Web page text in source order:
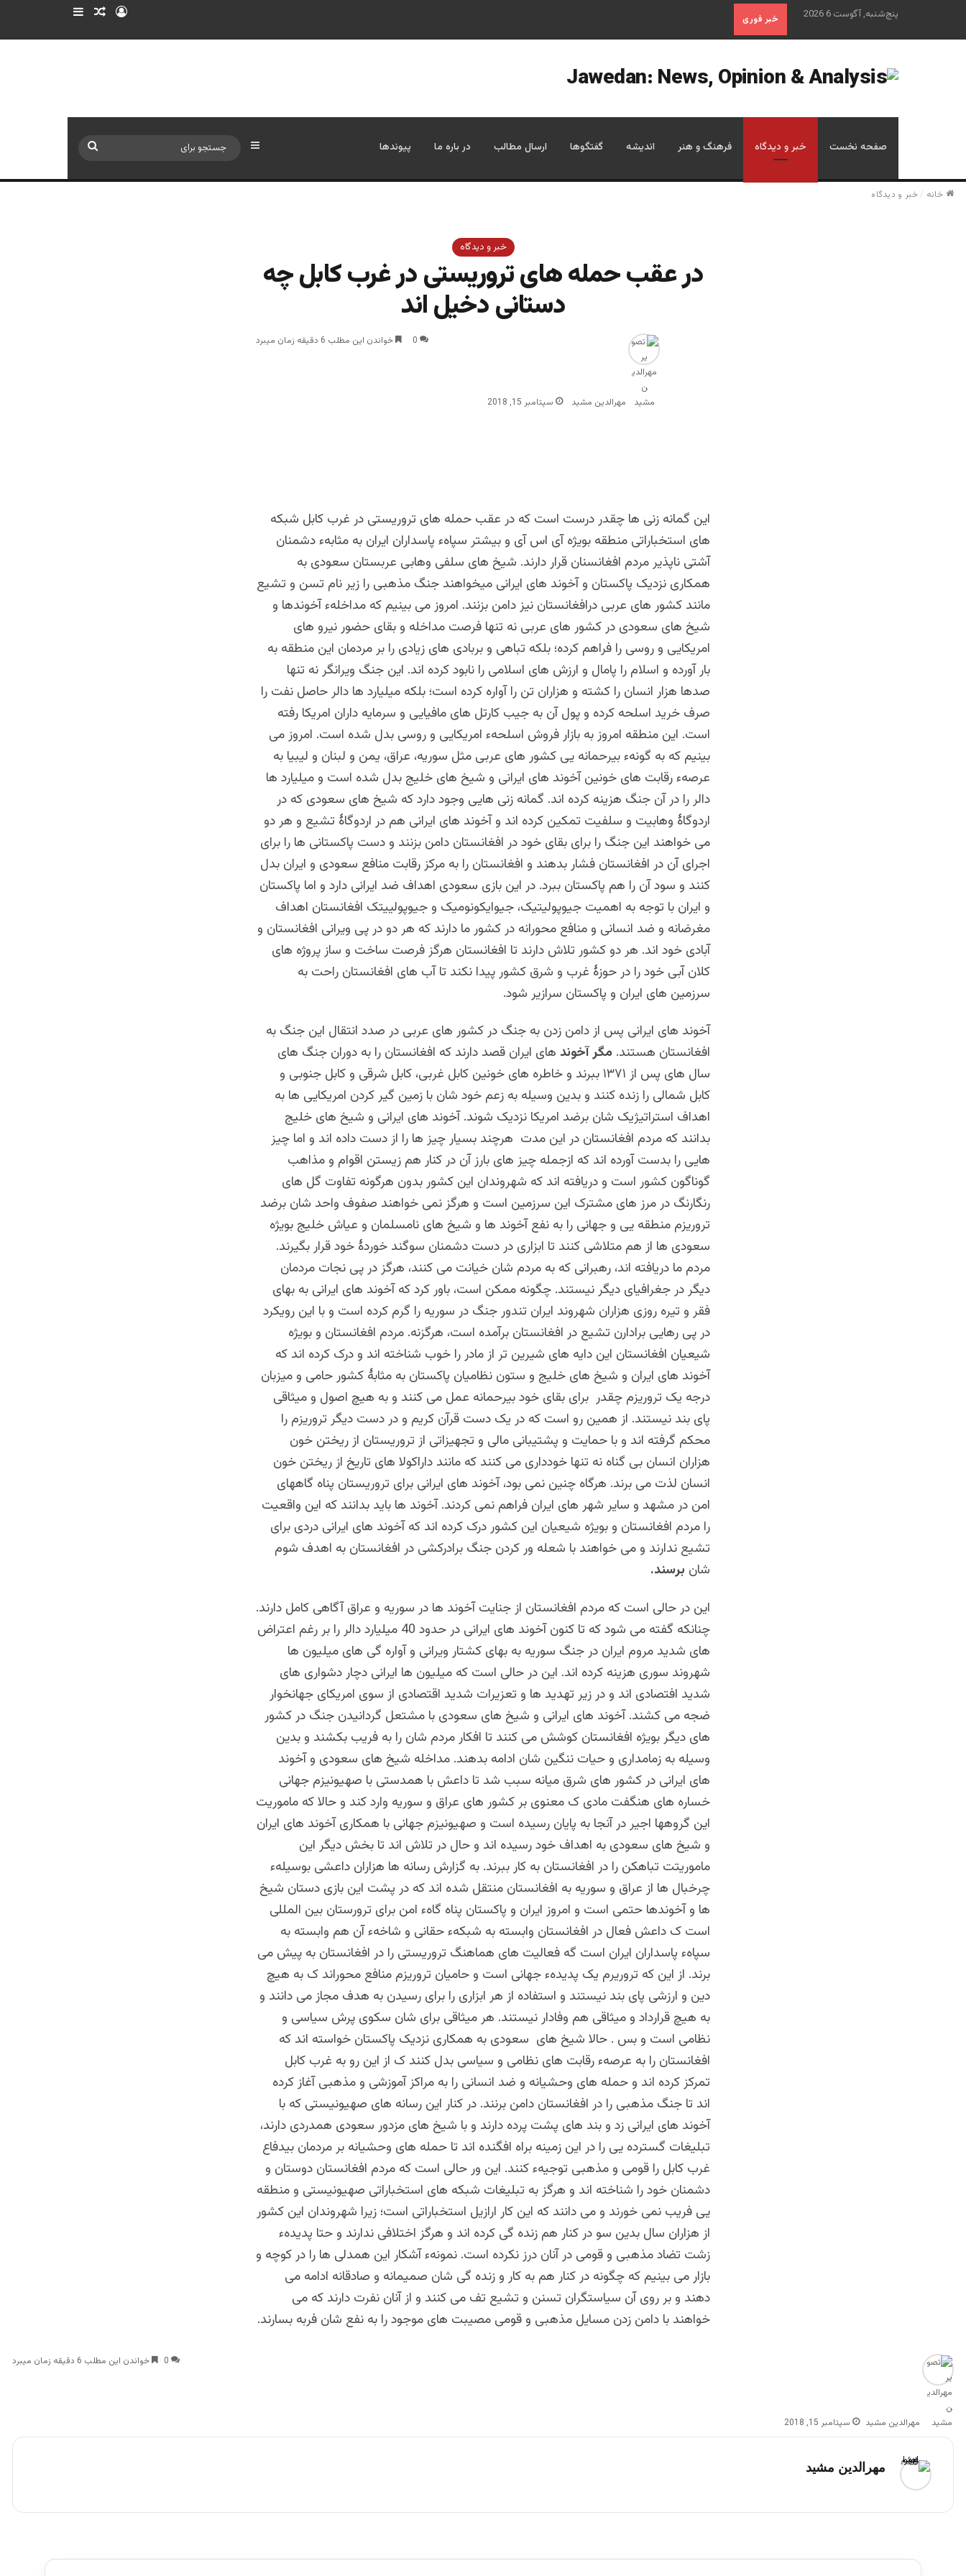
پنج‌شنبه, آگوست 6 2026 خبر فوری ورود نوشته تصادفی
صفحه نخست خبر و دیدگاه فرهنگ و هنر اندیشه گفتگوها ارسال مطالب در باره ما پیوندها سایدبار
خانه /خبر و دیدگاه
خبر و دیدگاه
در عقب حمله های تروریستی در غرب کابل چه
دستانی دخیل اند
مهرالدین مشید سپتامبر 15, 2018
0 خواندن این مطلب 6 دقیقه زمان میبرد
این گمانه زنی ها چقدر درست است که در عقب حمله های تروریستی در غرب کابل شبکه
های استخباراتی منطقه بویژه آی اس آی و بیشتر سپاهء پاسداران ایران به مثابهء دشمنان
آشتی ناپذیر مردم افغانسنان قرار دارند. شیخ های سلفی وهابی عربستان سعودی به
همکاری نزدیک پاکستان و آخوند های ایرانی میخواهند جنگ مذهبی را زیر نام تسن و تشیع
مانند کشور های عربی درافغانستان نیز دامن بزنند. امروز می بینیم که مداخلهء آخوندها و
شیخ های سعودی در کشور های عربی نه تنها فرصت مداخله و بقای حضور نیرو های
امریکایی و روسی را فراهم کرده؛ بلکه تباهی و بربادی های زیادی را بر مردمان این منطقه به
بار آورده و اسلام را پامال و ارزش های اسلامی را نابود کرده اند. این جنگ ویرانگر نه تنها
صدها هزار انسان را کشته و هزاران تن را آواره کرده است؛ بلکه میلیارد ها دالر حاصل نفت را
صرف خرید اسلحه کرده و پول آن به جیب کارتل های مافیایی و سرمایه داران امریکا رفته
است. این منطقه امروز به بازار فروش اسلحهء امریکایی و روسی بدل شده است. امروز می
بینیم که به گونهء بیرحمانه یی کشور های عربی مثل سوریه، عراق، یمن و لبنان و لیبیا به
عرصهء رقابت های خونین آخوند های ایرانی و شیخ های خلیج بدل شده است و میلیارد ها
دالر را در آن جنگ هزینه کرده اند. گمانه زنی هایی وجود دارد که شیخ های سعودی که در
اردوگاۀ وهابیت و سلفیت تمکین کرده اند و آخوند های ایرانی هم در اردوگاۀ تشیع و هر دو
می خواهند این جنگ را برای بقای خود در افغانستان دامن بزنند و دست پاکستانی ها را برای
اجرای آن در افغانستان فشار بدهند و افغانستان را به مرکز رقابت منافع سعودی و ایران بدل
کنند و سود آن را هم پاکستان ببرد. در این بازی سعودی اهداف ضد ایرانی دارد و اما پاکستان
و ایران با توجه به اهمیت جیوپولیتیک، جیوایکونومیک و جیوپولییتک افغانستان اهداف
مغرضانه و ضد انسانی و منافع محورانه در کشور ما دارند که هر دو در پی ویرانی افغانستان و
آبادی خود اند. هر دو کشور تلاش دارند تا افغانستان هرگز فرصت ساخت و ساز پروژه های
کلان آبی خود را در حوزۀ غرب و شرق کشور پیدا نکند تا آب های افغانستان راحت به
سرزمین های ایران و پاکستان سرازیر شود.
آخوند های ایرانی پس از دامن زدن به جنگ در کشور های عربی در صدد انتقال این جنگ به
افغانستان هستند. مگر آخوند های ایران قصد دارند که افغانستان را به دوران جنگ های
سال های پس از ۱۳۷۱ ببرند و خاطره های خونین کابل غربی، کابل شرقی و کابل جنوبی و
کابل شمالی را زنده کنند و بدین وسیله به زعم خود شان با زمین گیر کردن امریکایی ها به
اهداف استراتیژیک شان برضد امریکا نزدیک شوند. آخوند های ایرانی و شیخ های خلیج
بدانند که مردم افغانستان در این مدت هرچند بسیار چیز ها را از دست داده اند و اما چیز
هایی را بدست آورده اند که ازجمله چیز های بارز آن در کنار هم زیستن اقوام و مذاهب
گوناگون کشور است و دریافته اند که شهروندان این کشور بدون هرگونه تفاوت گل های
رنگارنگ در مرز های مشترک این سرزمین است و هرگز نمی خواهند صفوف واحد شان برضد
تروریزم منطقه یی و جهانی را به نفع آخوند ها و شیخ های نامسلمان و عیاش خلیج بویژه
سعودی ها از هم متلاشی کنند تا ابزاری در دست دشمنان سوگند خوردۀ خود قرار بگیرند.
مردم ما دریافته اند، رهبرانی که به مردم شان خیانت می کنند، هرگز در پی نجات مردمان
دیگر در جغرافیای دیگر نیستند. چگونه ممکن است، باور کرد که آخوند های ایرانی به بهای
فقر و تیره روزی هزاران شهروند ایران تندور جنگ در سوریه را گرم کرده است و با این رویکرد
در پی رهایی برادارن تشیع در افغانستان برآمده است، هرگزنه. مردم افغانستان و بویژه
شیعیان افغانستان این دایه های شیرین تر از مادر را خوب شناخته اند و درک کرده اند که
آخوند های ایران و شیخ های خلیج و ستون نظامیان پاکستان به مثابۀ کشور حامی و میزبان
درجه یک تروریزم چقدر برای بقای خود بیرحمانه عمل می کنند و به هیچ اصول و میثاقی
پای بند نیستند. از همین رو است که در یک دست قرآن کریم و در دست دیگر تروریزم را
محکم گرفته اند و با حمایت و پشتیبانی مالی و تجهیزاتی از تروریستان از ریختن خون
هزاران انسان بی گناه نه تنها خودداری می کنند که مانند داراکولا های تاریخ از ریختن خون
انسان لذت می برند. هرگاه چنین نمی بود، آخوند های ایرانی برای تروریستان پناه گاههای
امن در مشهد و سایر شهر های ایران فراهم نمی کردند. آخوند ها باید بدانند که این واقعیت
را مردم افغانستان و بویژه شیعیان این کشور درک کرده اند که آخوند های ایرانی دردی برای
تشیع ندارند و می خواهند با شعله ور کردن جنگ برادرکشی در افغانستان به اهدف شوم
شان برسند.
این در حالی است که مردم افغانستان از جنایت آخوند ها در سوریه و عراق آگاهی کامل دارند.
چنانکه گفته می شود که تا کنون آخوند های ایرانی در حدود 40 میلیارد دالر را بر رغم اعتراض
های شدید مروم ایران در جنگ سوریه به بهای کشتار ویرانی و آواره گی های میلیون ها
شهروند سوری هزینه کرده اند. این در حالی است که میلیون ها ایرانی دچار دشواری های
شدید افتصادی اند و در زیر تهدید ها و تعزیرات شدید اقتصادی از سوی امریکای جهانخوار
ضجه می کشند. آخوند های ایرانی و شیخ های سعودی با مشتعل گردانیدن جنگ در کشور
های دیگر بویژه افغانستان کوشش می کنند تا افکار مردم شان را به فریب بکشند و بدین
وسیله به زمامداری و حیات ننگین شان ادامه بدهند. مداخله شیخ های سعودی و آخوند
های ایرانی در کشور های شرق میانه سبب شد تا داعش با همدستی با صهیونیزم جهانی
خساره های هنگفت مادی ک معنوی بر کشور های عراق و سوریه وارد کند و حالا که ماموریت
این گروهها اجیر در آنجا به پایان رسیده است و صهیونیزم جهانی با همکاری آخوند های ایران
و شیخ های سعودی به اهداف خود رسیده اند و حال در تلاش اند تا بخش دیگر این
ماموریتت تباهکن را در افغانستان به کار ببرند. به گزارش رسانه ها هزاران داعشی بوسیلهء
چرخبال ها از عراق و سوریه به افغانستان منتقل شده اند که در پشت این بازی دستان شیخ
ها و آخوندها حتمی است و امروز ایران و پاکستان پناه گاهء امن برای ترورستان بین المللی
است ک داعش فعال در افغانستان وابسته به شبکهء حقانی و شاخهء آن هم وابسته به
سپاهء پاسداران ایران است گه فعالیت های هماهنگ تروریستی را در افغانستان به پیش می
برند. از این که تروریرم یک پدیدهء جهانی است و حامیان تروریزم منافع محوراند ک به هیچ
دین و ارزشی پای بند نیستند و استفاده از هر ابزاری را برای رسیدن به هدف مجاز می دانند و
به هیچ قرارداد و میثاقی هم وفادار نیستند. هر میثاقی برای شان سکوی پرش سیاسی و
نظامی است و بس . حالا شیخ های سعودی به همکاری نزدیک پاکستان خواسته اند که
افغانستان را به عرصهء رقابت های نظامی و سیاسی بدل کنند ک از این رو به غرب کابل
تمرکز کرده اند و حمله های وحشیانه و ضد انسانی را به مراکز آموزشی و مذهبی آغاز کرده
اند تا جنگ مذهبی را در افغانستان دامن برنند. در کنار این رسانه های صهیونیستی که با
آخوند های ایرانی زد و بند های پشت پرده دارند و با شیخ های مزدور سعودی همدردی دارند،
تبلیغات گسترده یی را در این زمینه براه افگنده اند تا حمله های وحشیانه بر مردمان بیدفاع
غرب کابل را قومی و مذهبی توجیهء کنند. این ور حالی است که مردم افغانستان دوستان و
دشمنان خود را شناخته اند و هرگز به تبلیغات شبکه های استخباراتی صهیونیستی و منطقه
یی فریب نمی خورند و می دانند که این کار ارازیل استخباراتی است؛ زیرا شهروندان این کشور
از هزاران سال بدین سو در کنار هم زنده گی کرده اند و هرگز اختلافی ندارند و حتا پدیدهء
زشت تضاد مذهبی و قومی در آنان درز نکرده است. نمونهء آشکار این همدلی ها را در کوچه و
بازار می بینیم که چگونه در کنار هم به کار و زنده گی شان صمیمانه و صادقانه ادامه می
دهند و بر روی آن سیاستگران تسنن و تشیع تف می کنند و از آنان نفرت دارند که می
خواهند با دامن زدن مسایل مذهبی و قومی مصیبت های موجود را به نفع شان فربه بسارند.
مهرالدین مشید سپتامبر 15, 2018
0 خواندن این مطلب 6 دقیقه زمان میبرد
مهرالدین مشید